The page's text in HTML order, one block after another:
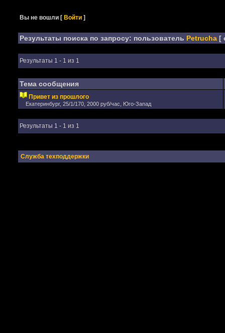
Вы не вошли [Войти ]
Результаты поиска по запросу: пользователь Petrucha[
Результаты 1 - 1 из 1
Тема сообщения
Привет из прошлого
Екатеринбург, 25/1/170, 2000 руб/час, Юго-Запад
Результаты 1 - 1 из 1
Служба техподдержки